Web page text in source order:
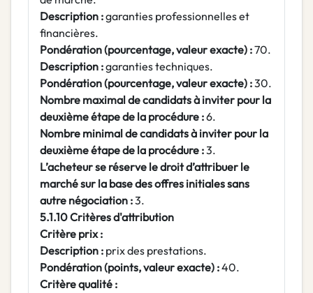
Description :garanties professionnelles et
financières.
Pondération (pourcentage, valeur exacte) :70.
Description :garanties techniques.
Pondération (pourcentage, valeur exacte) :30.
Nombre maximal de candidats à inviter pour la
deuxième étape de la procédure :6.
Nombre minimal de candidats à inviter pour la
deuxième étape de la procédure :3.
L’acheteur se réserve le droit d’attribuer le
marché sur la base des offres initiales sans
autre négociation :3.
5.1.10 Critères d'attribution
Critère prix :
Description : prix des prestations.
Pondération (points, valeur exacte) :40.
Critère qualité :